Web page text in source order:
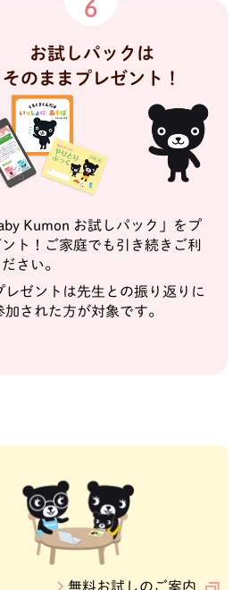
6
お試しパックは
そのままプレゼント！
Kumon お試しパック」をプ
ント！ご家庭でも引き続きご利
さい。
レゼントは先生との振り返りに
加された方が対象です。
無料お試しのご案内